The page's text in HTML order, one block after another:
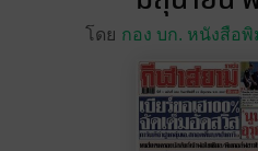
โดย กอง บก. หนังสือ